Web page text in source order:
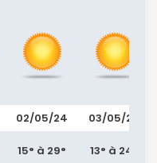
02/05/24
15° à 29°
03/05/24
13° à 24°